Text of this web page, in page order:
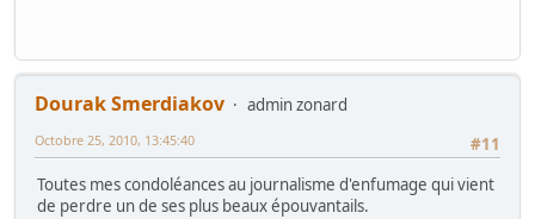
Dourak Smerdiakov
admin zonard
#11
Octobre 25, 2010, 13:45:40
Toutes mes condoléances au journalisme d'enfumage qui vient
de perdre un de ses plus beaux épouvantails.